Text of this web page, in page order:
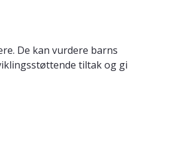
De kan vurdere barns
tiltak og gi